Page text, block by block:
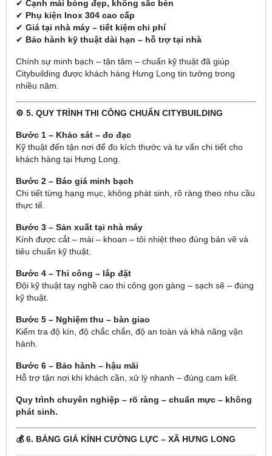
✔ Cạnh mài bóng đẹp, không sắc bén
✔ Phụ kiện Inox 304 cao cấp
✔ Giá tại nhà máy – tiết kiệm chi phí
✔ Bảo hành kỹ thuật dài hạn – hỗ trợ tại nhà
Chính sự minh bạch – tận tâm – chuẩn kỹ thuật đã giúp
Citybuilding được khách hàng Hưng Long tin tưởng trong
nhiều năm.
⚙️ 5. QUY TRÌNH THI CÔNG CHUẨN CITYBUILDING
Bước 1 – Khảo sát – đo đạc
Kỹ thuật đến tận nơi để đo kích thước và tư vấn chi tiết cho
khách hàng tại Hưng Long.
Bước 2 – Báo giá minh bạch
Chi tiết từng hạng mục, không phát sinh, rõ ràng theo nhu cầu
thực tế.
Bước 3 – Sản xuất tại nhà máy
Kính được cắt – mài – khoan – tôi nhiệt theo đúng bản vẽ và
tiêu chuẩn kỹ thuật.
Bước 4 – Thi công – lắp đặt
Đội kỹ thuật tay nghề cao thi công gọn gàng – sạch sẽ – đúng
kỹ thuật.
Bước 5 – Nghiệm thu – bàn giao
Kiểm tra độ kín, độ chắc chắn, độ an toàn và khả năng vận
hành.
Bước 6 – Bảo hành – hậu mãi
Hỗ trợ tận nơi khi khách cần, xử lý nhanh – đúng cam kết.
Quy trình chuyên nghiệp – rõ ràng – chuẩn mực – không
phát sinh.
💰 6. BẢNG GIÁ KÍNH CƯỜNG LỰC – XÃ HƯNG LONG